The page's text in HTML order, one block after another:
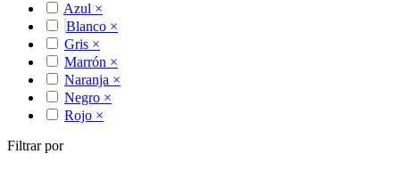
Azul ×
Blanco ×
Gris ×
Marrón ×
Naranja ×
Negro ×
Rojo ×
Filtrar por